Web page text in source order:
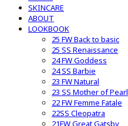
SKINCARE
ABOUT
LOOKBOOK
25 FW Back to basic
25 SS Renaissance
24 FW Goddess
24 SS Barbie
23 FW Natural
23 SS Mother of Pearl
22 FW Femme Fatale
22SS Cleopatra
21FW Great Gatsby